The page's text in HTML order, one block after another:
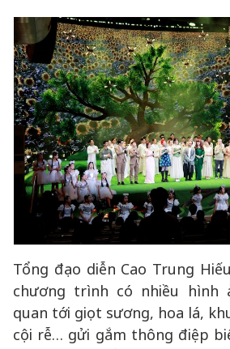
Tổng đạo diễn Cao Trung
chương trình có nhiều hình
quan tới giọt sương, hoa lá,
cội rễ… gửi gắm thông điệp